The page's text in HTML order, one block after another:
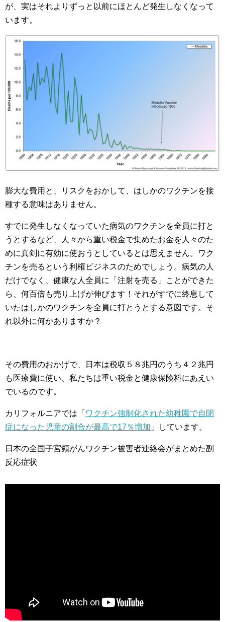
が、実はそれよりずっと以前にほとんど発生しなくなって
います。
膨大な費用と、リスクをおかして、はしかのワクチンを接
種する意味はありません。
すでに発生しなくなっていた病気のワクチンを全員に打と
うとするなど、人々から重い税金で集めたお金を人々のた
めに真剣に有効に使おうとしているとは思えません。ワク
チンを売るという利権ビジネスのためでしょう。病気の人
だけでなく、健康な人全員に「注射を売る」ことができた
ら、何百倍も売り上げが伸びます！それがすでに終息して
いたはしかのワクチンを全員に打とうとする意図です。そ
れ以外に何かありますか？
その費用のおかげで、日本は税収５８兆円のうち４２兆円
も医療費に使い、私たちは重い税金と健康保険料にあえい
でいるのです。
カリフォルニアでは「 ワクチン強制化された幼稚園で自閉
症になった児童の割合が最高で17％増加 」しています。
日本の全国子宮頸がんワクチン被害者連絡会がまとめた副
反応症状